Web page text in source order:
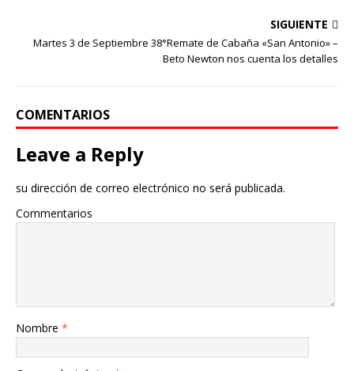
SIGUIENTE
Martes 3 de Septiembre 38°Remate de Cabaña «San Antonio» –
Beto Newton nos cuenta los detalles
COMENTARIOS
Leave a Reply
su dirección de correo electrónico no será publicada.
Commentarios
Nombre *